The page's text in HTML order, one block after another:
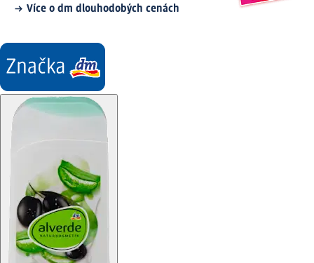
Více o dm dlouhodobých cenách